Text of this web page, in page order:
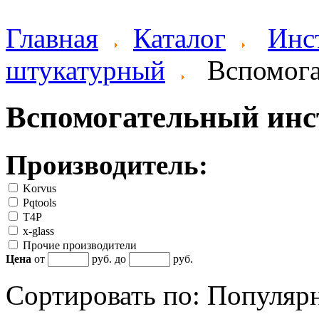
Главная Каталог
штукатурный
Вспомогательный
Производитель:
Korvus
Pqtools
T4P
x-glass
Прочие производители
Цена от руб. до руб.
Сортировать по: